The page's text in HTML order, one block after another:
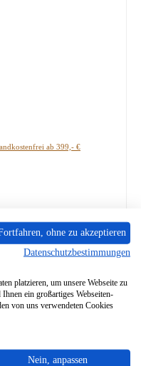
ab 399,- €
oder benutze die Schaltflächen um die
ohne zu akzeptieren
Datenschutzbestimmungen
platzieren, um unsere Webseite zu
ein großartiges Webseiten-
von uns verwendeten Cookies
Nein, anpassen